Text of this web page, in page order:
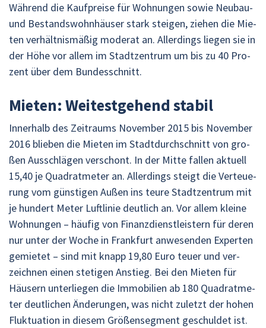
Wäh­rend die Kauf­prei­se für Woh­nun­gen sowie Neu­bau-
und Be­stands­wohn­häu­ser stark stei­gen, zie­hen die Mie­
ten ver­hält­nis­mä­ßig mo­derat an. Al­ler­dings lie­gen sie in
der Höhe vor allem im Stadt­zen­trum um bis zu 40 Pro­
zent über dem Bun­des­schnitt.
Mie­ten: Wei­test­ge­hend sta­bil
In­ner­halb des Zeit­raums No­vem­ber 2015 bis No­vem­ber
2016 blie­ben die Mie­ten im Stadt­durch­schnitt von gro­
ßen Aus­schlä­gen ver­schont. In der Mitte fal­len ak­tu­ell
15,40 je Qua­drat­me­ter an. Al­ler­dings steigt die Ver­teue­
rung vom güns­ti­gen Außen ins teure Stadt­zen­trum mit
je hun­dert Meter Luft­li­nie deut­lich an. Vor allem klei­ne
Woh­nun­gen – häu­fig von Fi­nanz­dienst­leis­tern für deren
nur unter der Woche in Frank­furt an­we­sen­den Ex­per­ten
ge­mie­tet – sind mit knapp 19,80 Euro teuer und ver­
zeich­nen einen ste­ti­gen An­stieg. Bei den Mie­ten für
Häu­sern un­ter­lie­gen die Im­mo­bi­li­en ab 180 Qua­drat­me­
ter deut­li­chen Än­de­run­gen, was nicht zu­letzt der hohen
Fluk­tua­ti­on in die­sem Grö­ßen­seg­ment ge­schul­det ist.